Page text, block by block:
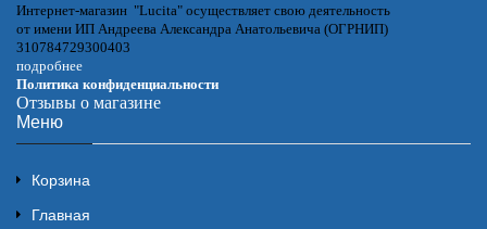
Интернет-магазин "Lucita" осуществляет свою деятельность
от имени ИП Андреева Александра Анатольевича (ОГРНИП)
310784729300403
подробнее
Политика конфиденциальности
Отзывы о магазине
Меню
Корзина
Главная